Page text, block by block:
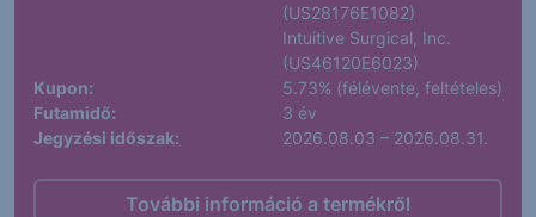
(US28176E1082)
Intuitive Surgical, Inc.
(US46120E6023)
Kupon:
5.73% (félévente, feltételes)
Futamidő:
3 év
Jegyzési időszak:
2026.08.03 – 2026.08.31.
További információ a termékről